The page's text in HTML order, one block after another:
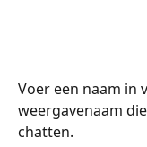
Voer een naam in
weergavenaam
chatten.